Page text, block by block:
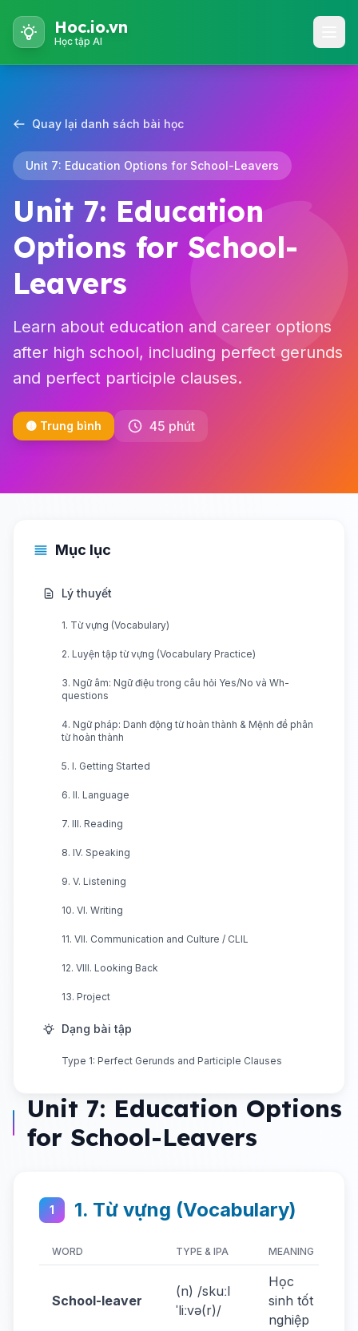
Hoc.io.vn
Học tập AI
Quay lại danh sách bài học
Unit 7: Education Options for School-Leavers
Unit 7: Education
Options for School-
Leavers
Learn about education and career options
after high school, including perfect gerunds
and perfect participle clauses.
🟡 Trung bình 45 phút
Mục lục
Lý thuyết
1. Từ vựng (Vocabulary)
2. Luyện tập từ vựng (Vocabulary Practice)
3. Ngữ âm: Ngữ điệu trong câu hỏi Yes/No và Wh-
questions
4. Ngữ pháp: Danh động từ hoàn thành & Mệnh đề phân
từ hoàn thành
5. I. Getting Started
6. II. Language
7. III. Reading
8. IV. Speaking
9. V. Listening
10. VI. Writing
11. VII. Communication and Culture / CLIL
12. VIII. Looking Back
13. Project
Dạng bài tập
Type 1: Perfect Gerunds and Participle Clauses
Unit 7: Education Options
for School-Leavers
1 1. Từ vựng (Vocabulary)
WORD TYPE & IPA MEANING
School-leaver
(n) /skuːl
ˈliːvə(r)/
Học
sinh tốt
nghiệp